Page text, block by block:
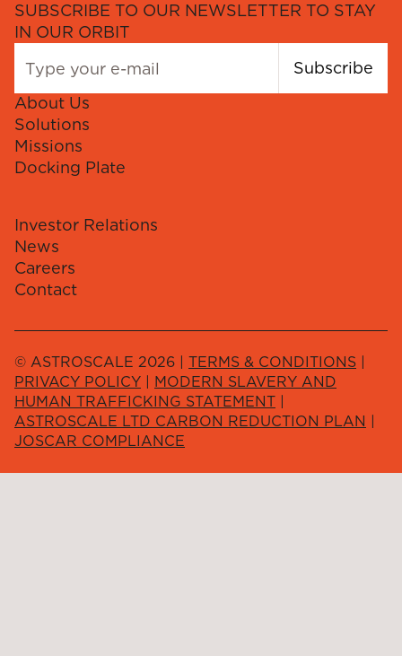
SUBSCRIBE TO OUR NEWSLETTER TO STAY
IN OUR ORBIT
Subscribe
About Us
Solutions
Missions
Docking Plate
Investor Relations
News
Careers
Contact
© ASTROSCALE 2026 | TERMS & CONDITIONS |
PRIVACY POLICY | MODERN SLAVERY AND
HUMAN TRAFFICKING STATEMENT |
ASTROSCALE LTD CARBON REDUCTION PLAN |
JOSCAR COMPLIANCE